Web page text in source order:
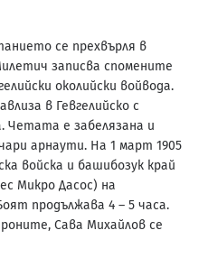
се прехвърля в
записва спомените
околийски войвода.
в Гевгелийско с
Четата е забелязана и
арнаути. На 1 март 1905
войска и башибозук край
Микро Дасос) на
продължава 4 – 5 часа.
Сава Михайлов се